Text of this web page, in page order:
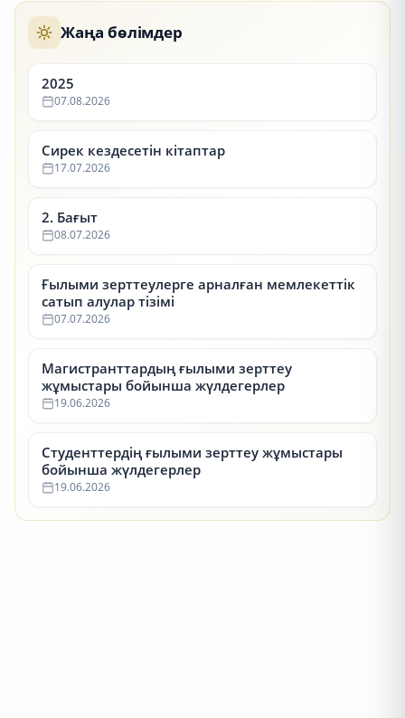
Жаңа бөлімдер
2025
07.08.2026
Сирек кездесетін кітаптар
17.07.2026
2. Бағыт
08.07.2026
Ғылыми зерттеулерге арналған мемлекеттік
сатып алулар тізімі
07.07.2026
Магистранттардың ғылыми зерттеу
жұмыстары бойынша жүлдегерлер
19.06.2026
Студенттердің ғылыми зерттеу жұмыстары
бойынша жүлдегерлер
19.06.2026